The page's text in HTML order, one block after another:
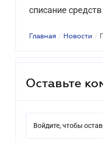
списание
Главная / Новости /
Оставьте
Войдите, чтобы